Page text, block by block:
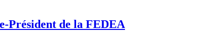
Président de la FEDEA